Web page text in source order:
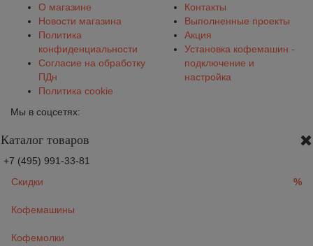
О магазине
Новости магазина
Политика
конфиденциальности
Согласие на обработку
ПДн
Политика cookie
Контакты
Выполненные проекты
Акция
Установка кофемашин -
подключение и
настройка
Мы в соцсетях:
Каталог товаров
+7 (495) 991-33-81
Скидки
%
Кофемашины
Кофемолки